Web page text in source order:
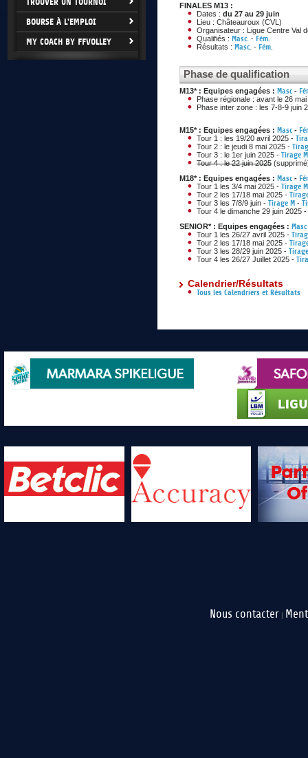
BOURSE À L'EMPLOI
MY COACH BY FFVOLLEY
FINALES M13 :
Dates : du 27 au 29 juin
Lieu : Châteauroux (CVL)
Organisateur : Ligue Centre Val
Qualifiés : Masc. - Fém.
Résultats : Masc. - Fém.
Phase de qualification
M13* : Equipes engagées : Masc -
Phase régionale : avant le 26
Phase inter zone : les 7-8-9 juin
M15* : Equipes engagées : Masc -
Tour 1 : les 19/20 avril 2025 -
Tour 2 : le jeudi 8 mai 2025 -
Tour 3 : le 1er juin 2025 - Tirage M
Tour 4 : le 22 juin 2025
M18* : Equipes engagées : Masc -
Tour 1 les 3/4 mai 2025 - Tirage M
Tour 2 les 17/18 mai 2025 -
Tour 3 les 7/8/9 juin - Tirage M -
Tour 4 le dimanche 29 juin 2025 -
SENIOR* : Equipes engagées : Masc
Tour 1 les 26/27 avril 2025 -
Tour 2 les 17/18 mai 2025 -
Tour 3 les 28/29 juin 2025 -
Tour 4 les 26/27 Juillet 2025 -
Calendrier/Résultats
Tous les Calendriers et Résultats
Nous contacter |